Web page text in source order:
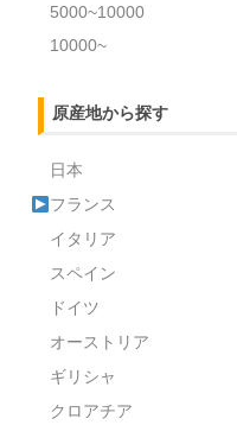
5000~10000
10000~
原産地から探す
日本
フランス
イタリア
スペイン
ドイツ
オーストリア
ギリシャ
クロアチア